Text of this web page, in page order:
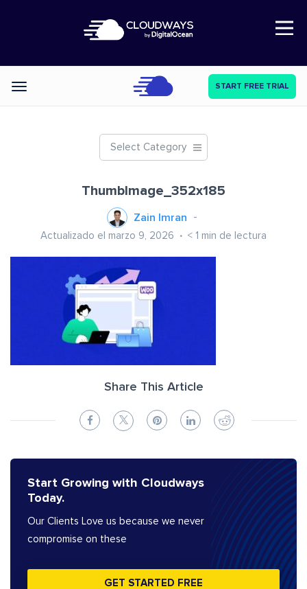
Open Nav
Categories START FREE TRIAL
Select Category
ThumbImage_352x185
Zain Imran
Actualizado el marzo 9, 2026 < 1 min de lectura
Share This Article
Start Growing with Cloudways
Today.
Our Clients Love us because we never
compromise on these
GET STARTED FREE